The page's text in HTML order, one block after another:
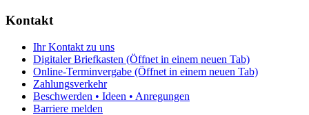
Kontakt
Ihr Kontakt zu uns
Digitaler Briefkasten (Öffnet in einem neuen Tab)
Online-Terminvergabe (Öffnet in einem neuen Tab)
Zahlungsverkehr
Beschwerden • Ideen • Anregungen
Barriere melden